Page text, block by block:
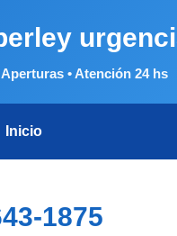
• Atención 24 hs
Inicio
1875